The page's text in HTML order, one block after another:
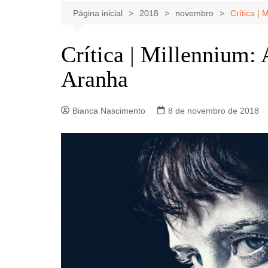
Celebridades
Música
Nostalgia
Clássicos
Livros
Página inicial 2018 novembro Crítica |
Crítica | Millennium:
Aranha
Bianca Nascimento 8 de novembro de 2018